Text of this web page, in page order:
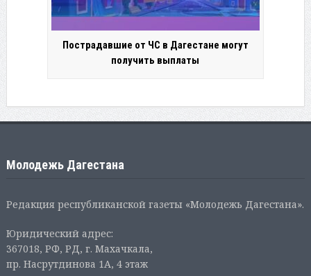
Пострадавшие от ЧС в Дагестане могут
получить выплаты
Молодежь Дагестана
Редакция республиканской газеты «Молодежь Дагестана».
Юридический адрес:
367018, РФ, РД, г. Махачкала,
пр. Насрутдинова 1А, 4 этаж